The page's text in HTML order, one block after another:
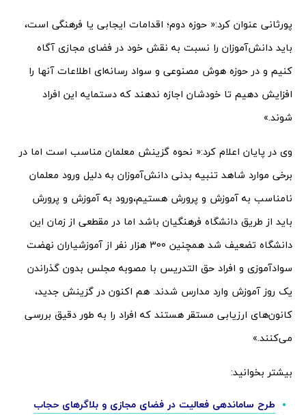
پورثانی عنوان کرد:« حوزه دوم؛ اقدامات ایجابی یا فرهنگی است،
باید دانش‌‌آموزان را نسبت به نقش خود در فضای مجازی آگاه
کنیم و در حوزه هوش مصنوعی و سواد رسانه‌ای اطلاعات آنها را
افزایش دهیم تا خودشان اجازه ندهند که دستمایه این افراد
شوند.»
وی در پایان اعلام کرد:« نحوه گزینش معلمان مناسب است اما در
برخی موارد شاهد تنبیه بدنی دانش‌آموزان به دلیل ورود معلمان
نامناسب به آموزش و پرورش هستیم،ورود به آموزش و پرورش
باید از طریق دانشگاه فرهنگیان باشد اما در مقطعی از زمان این
دانشگاه تضعیف شد همچنین 300 هزار نفر از آموزشیاران نهضت
سوادآموزی و افراد حق التدریس با مصوبه مجلس بدون گذراندن
یک روز آموزش وارد مدارس شدند. هم اکنون در گزینش جدید،
کانون‌های ارزیابی مستقر هستند که افراد را به طور دقیق بررسی
می‌کنند.»
بیشتر بخوانید:
طرح ساماندهی فعالیت در فضای مجازی و بلاگرهای حجاب